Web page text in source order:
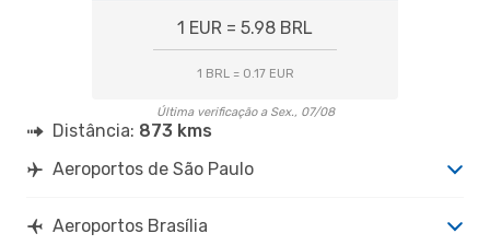
1 EUR = 5.98 BRL
1 BRL = 0.17 EUR
Última verificação a Sex., 07/08
Distância: 873 kms
Aeroportos de São Paulo
Aeroportos Brasília